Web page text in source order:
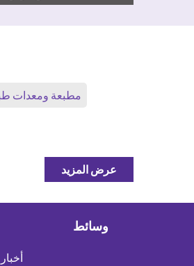
مطبعة ومعدات
عرض المزيد
وسائط